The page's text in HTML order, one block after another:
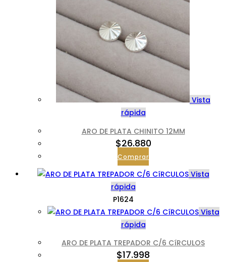
Vista
rápida
ARO DE PLATA CHINITO 12MM
$26.880
Comprar
Vista
rápida
P1624
Vista
rápida
ARO DE PLATA TREPADOR C/6 CíRCULOS
$17.998